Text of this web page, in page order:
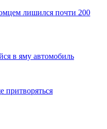
лишился почти 200
в яму автомобиль
притворяться